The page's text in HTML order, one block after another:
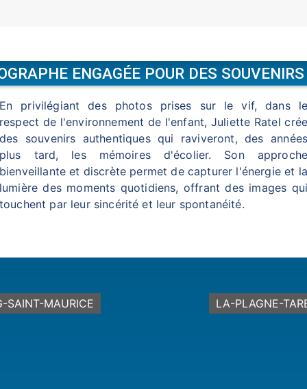
ENGAGÉE POUR DES
En privilégiant des photos prises sur le vif, dans le
respect de l'environnement de l'enfant, Juliette Ratel crée
des souvenirs authentiques qui raviveront, des années
plus tard, les mémoires d'écolier. Son approche
bienveillante et discrète permet de capturer l'énergie et la
lumière des moments quotidiens, offrant des images qui
touchent par leur sincérité et leur spontanéité.
SAINT-MAURICE LA-PLAGNE-